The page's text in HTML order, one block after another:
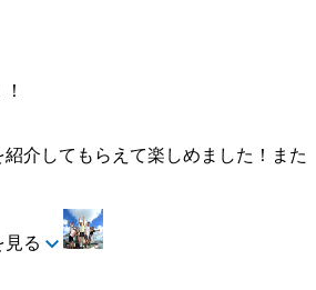
介してもらえて楽しめました！また
見る